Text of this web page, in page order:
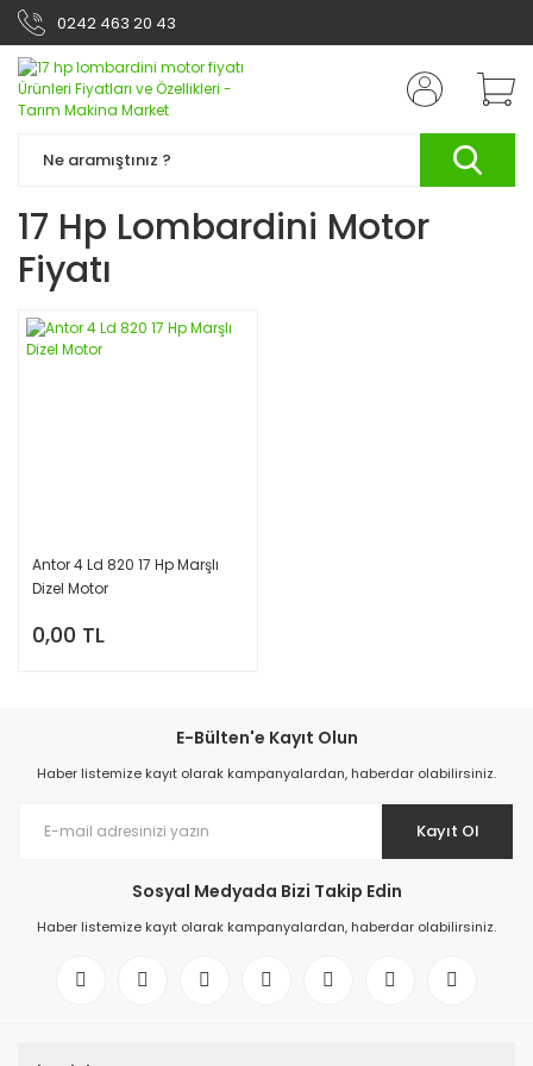
0242 463 20 43
17 Hp Lombardini Motor
Fiyatı
Antor 4 Ld 820 17 Hp Marşlı
Dizel Motor
0,00 TL
E-Bülten'e Kayıt Olun
Haber listemize kayıt olarak kampanyalardan, haberdar olabilirsiniz.
Kayıt Ol
Sosyal Medyada Bizi Takip Edin
Haber listemize kayıt olarak kampanyalardan, haberdar olabilirsiniz.